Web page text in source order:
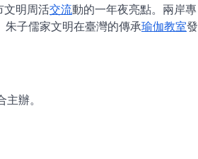
文明周活交流動的一年夜亮點。兩岸專
朱子儒家文明在臺灣的傳承瑜伽教室發
辦。